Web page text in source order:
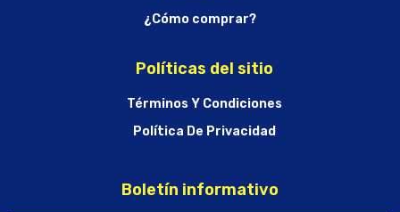
¿Cómo comprar?
Políticas del sitio
Términos Y Condiciones
Política De Privacidad
Boletín informativo